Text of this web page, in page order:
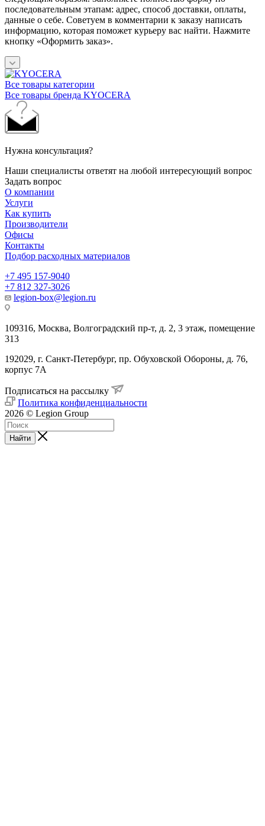
последовательным этапам: адрес, способ доставки, оплаты,
данные о себе. Советуем в комментарии к заказу написать
информацию, которая поможет курьеру вас найти. Нажмите
кнопку «Оформить заказ».
Все товары категории
Все товары бренда KYOCERA
Нужна консультация?
Наши специалисты ответят на любой интересующий вопрос
Задать вопрос
О компании
Услуги
Как купить
Производители
Офисы
Контакты
Подбор расходных материалов
+7 495 157-9040
+7 812 327-3026
legion-box@legion.ru
109316, Москва, Волгоградский пр-т, д. 2, 3 этаж, помещение
313
192029, г. Санкт-Петербург, пр. Обуховской Обороны, д. 76,
корпус 7А
Подписаться на рассылку
Политика конфиденциальности
2026 © Legion Group
Найти